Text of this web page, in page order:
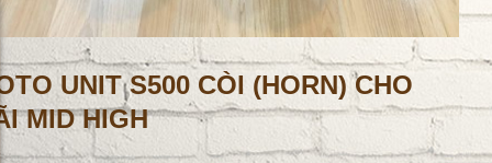
UNIT S500 CÒI (HORN) CHO
MID HIGH